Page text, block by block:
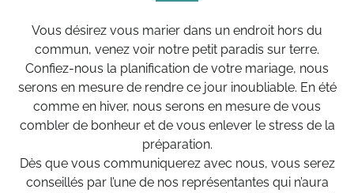
Vous désirez vous marier dans un endroit hors du
commun, venez voir notre petit paradis sur terre.
Confiez-nous la planification de votre mariage, nous
serons en mesure de rendre ce jour inoubliable. En été
comme en hiver, nous serons en mesure de vous
combler de bonheur et de vous enlever le stress de la
préparation.
Dès que vous communiquerez avec nous, vous serez
conseillés par l’une de nos représentantes qui n’aura